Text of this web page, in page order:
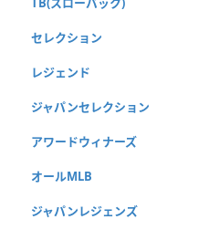
セレクション
レジェンド
ジャパンセレクション
アワードウィナーズ
オールMLB
ジャパンレジェンズ